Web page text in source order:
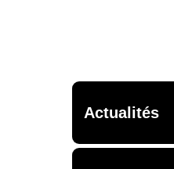
Actualités